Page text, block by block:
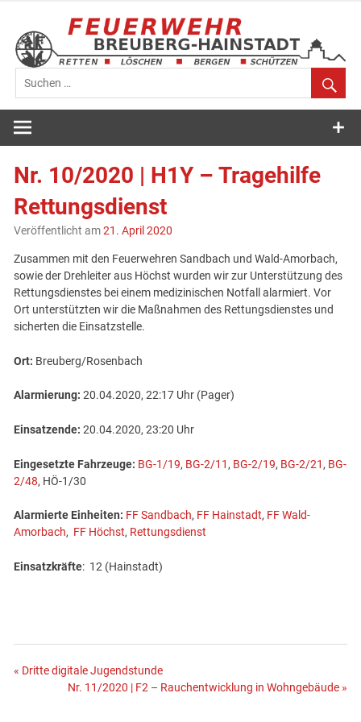
springen
Feuerwehr
Breuberg-
Hainstadt
Nr. 10/2020 | H1Y – Tragehilfe
Rettungsdienst
Veröffentlicht am21. April 2020
Zusammen mit den Feuerwehren Sandbach und Wald-Amorbach,
sowie der Drehleiter aus Höchst wurden wir zur Unterstützung des
Rettungsdienstes bei einem medizinischen Notfall alarmiert. Vor
Ort unterstützten wir die Maßnahmen des Rettungsdienstes und
sicherten die Einsatzstelle.
Ort: Breuberg/Rosenbach
Alarmierung: 20.04.2020, 22:17 Uhr (Pager)
Einsatzende: 20.04.2020, 23:20 Uhr
Eingesetzte Fahrzeuge: BG-1/19, BG-2/11, BG-2/19, BG-2/21, BG-
2/48, HÖ-1/30
Alarmierte Einheiten: FF Sandbach, FF Hainstadt, FF Wald-
Amorbach, FF Höchst, Rettungsdienst
Einsatzkräfte: 12 (Hainstadt)
Beitragsnavigation
« Dritte digitale Jugendstunde
Nr. 11/2020 | F2 – Rauchentwicklung in Wohngebäude »